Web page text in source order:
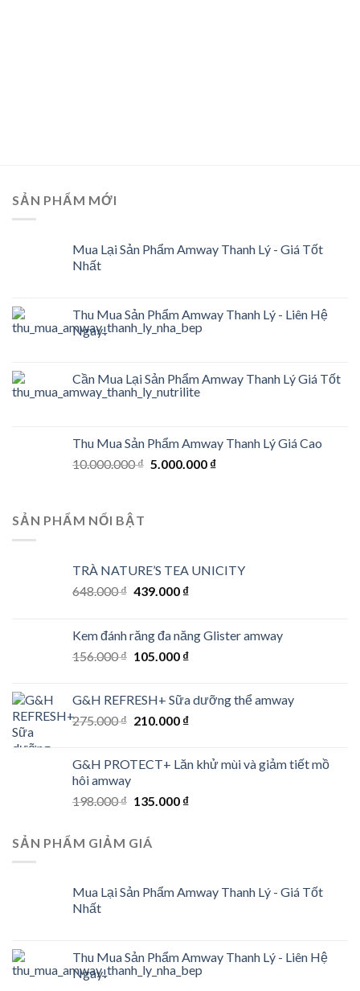
SẢN PHẨM MỚI
Mua Lại Sản Phẩm Amway Thanh Lý - Giá Tốt
Nhất
Thu Mua Sản Phẩm Amway Thanh Lý - Liên Hệ
Ngay!
Cần Mua Lại Sản Phẩm Amway Thanh Lý Giá Tốt
Thu Mua Sản Phẩm Amway Thanh Lý Giá Cao
10.000.000₫ Original
5.000.000 ₫Current
SẢN PHẨM NỔI BẬT
TRÀ NATURE’S TEA UNICITY
648.000₫ Original
648.000 ₫.
439.000 ₫Current
439.000 ₫.
Kem đánh răng đa năng Glister amway
156.000₫ Original
156.000 ₫.
105.000 ₫Current
105.000 ₫.
G&H REFRESH+ Sữa dưỡng thể amway
275.000₫ Original
275.000 ₫.
210.000 ₫Current
210.000 ₫.
G&H PROTECT+ Lăn khử mùi và giảm tiết mồ
hôi amway
198.000₫ Original
was:
198.000 ₫.
135.000 ₫Current
SẢN PHẨM GIẢM GIÁ
Mua Lại Sản Phẩm Amway Thanh Lý - Giá Tốt
Nhất
Thu Mua Sản Phẩm Amway Thanh Lý - Liên Hệ
Ngay!